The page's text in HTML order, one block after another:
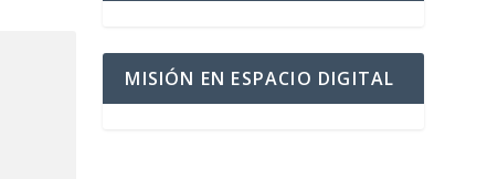
MISIÓN EN ESPACIO DIGITAL